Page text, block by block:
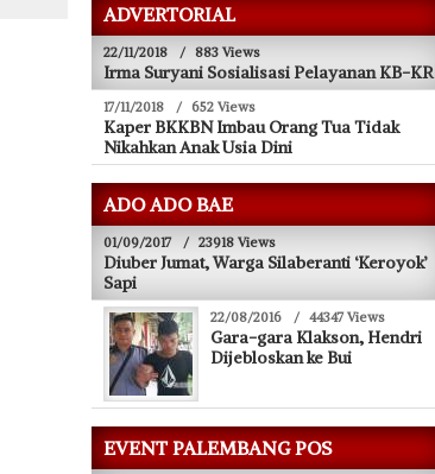
ADVERTORIAL
22/11/2018 / 883 Views
Irma Suryani Sosialisasi Pelayanan KB-KR
17/11/2018 / 652 Views
Kaper BKKBN Imbau Orang Tua Tidak
Nikahkan Anak Usia Dini
ADO ADO BAE
01/09/2017 / 23918 Views
Diuber Jumat, Warga Silaberanti ‘Keroyok’
Sapi
22/08/2016 / 44347 Views
Gara-gara Klakson, Hendri
Dijebloskan ke Bui
EVENT PALEMBANG POS